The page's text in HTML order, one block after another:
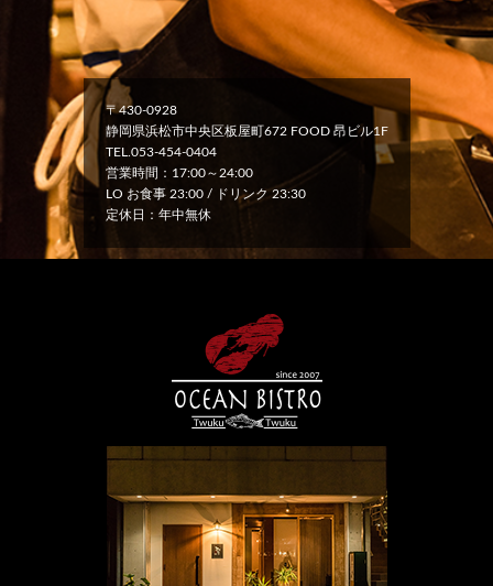
〒430-0928
静岡県浜松市中央区板屋町672 FOOD 昂ビル1F
TEL.053-454-0404
営業時間：17:00～24:00
LO お食事 23:00 / ドリンク 23:30
定休日：年中無休